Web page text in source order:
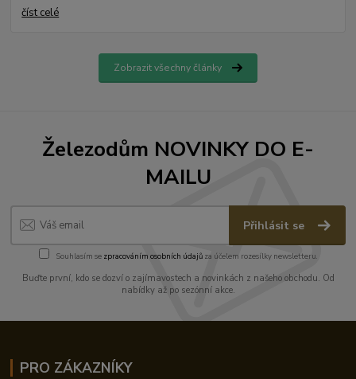
číst celé
Zobrazit všechny články
Železodům NOVINKY DO E-
MAILU
Přihlásit se
Souhlasím se zpracováním osobních údajůza účelem rozesílky newsletteru.
Buďte první, kdo se dozví o zajímavostech a novinkách z našeho obchodu. Od
nabídky až po sezónní akce.
PRO ZÁKAZNÍKY